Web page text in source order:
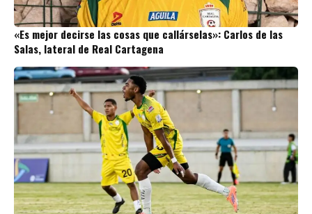
«Es mejor decirse las cosas que callárselas»: Carlos de las
Salas, lateral de Real Cartagena